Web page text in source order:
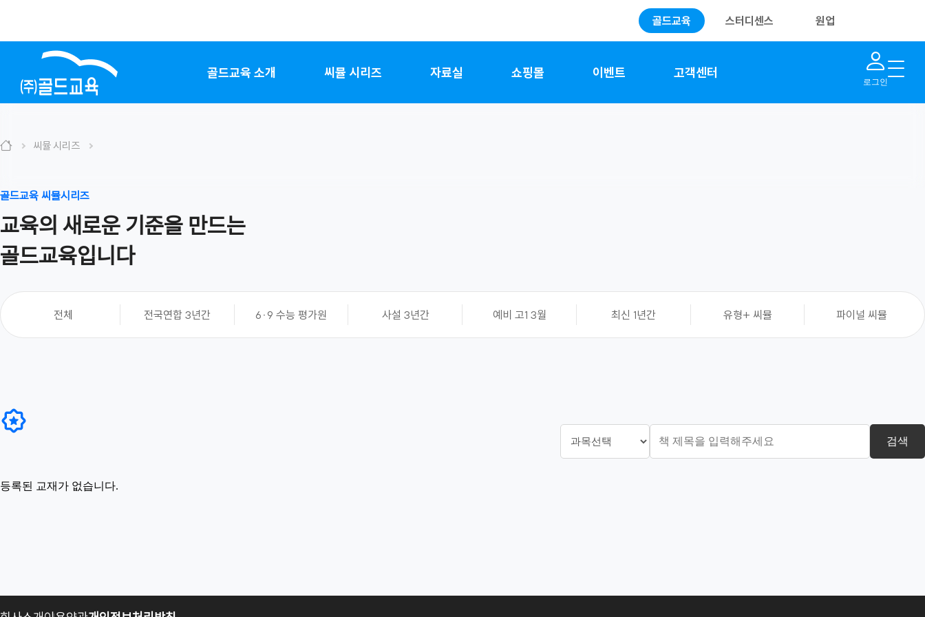
골드교육 스터디센스 원업
골드교육 소개 씨뮬 시리즈 자료실 쇼핑몰 이벤트 고객센터
로그인
씨뮬 시리즈
골드교육 씨뮬시리즈
교육의 새로운 기준을 만드는
골드교육입니다
전체 전국연합 3년간 6·9 수능 평가원 사설 3년간 예비 고1 3월 최신 1년간 유형+ 씨뮬 파이널 씨뮬
검색
등록된 교재가 없습니다.